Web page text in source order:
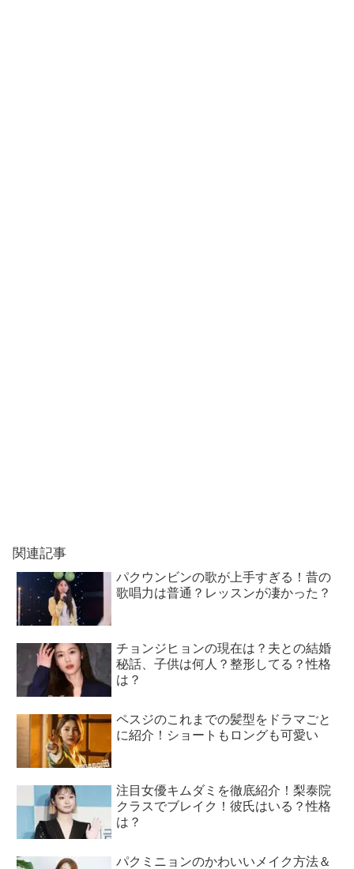
関連記事
パクウンビンの歌が上手すぎる！昔の
歌唱力は普通？レッスンが凄かった？
チョンジヒョンの現在は？夫との結婚
秘話、子供は何人？整形してる？性格
は？
ペスジのこれまでの髪型をドラマごと
に紹介！ショートもロングも可愛い
注目女優キムダミを徹底紹介！梨泰院
クラスでブレイク！彼氏はいる？性格
は？
パクミニョンのかわいいメイク方法＆